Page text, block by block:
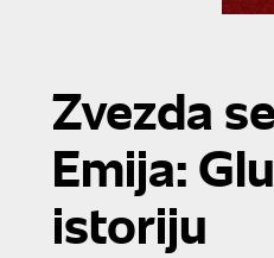
Zvezda
Emija:
istoriju